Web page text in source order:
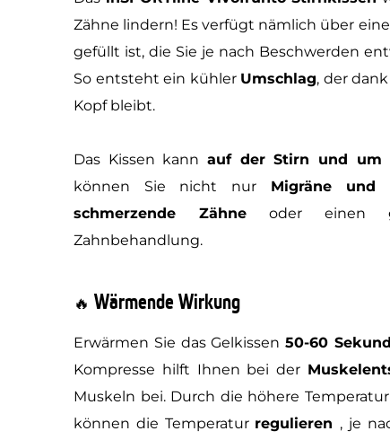
Zähne lindern! Es verfügt nämlich über
gefüllt ist, die Sie je nach Beschwerden
So entsteht ein kühler Umschlag, der
Kopf bleibt.
Das Kissen kannauf der Stirn und um
können Sie nicht nur Migräne und
schmerzende Zähneoder einen
Zahnbehandlung.
🔥 Wärmende Wirkung
Erwärmen Sie das Gelkissen50-60
Kompresse hilft Ihnen bei der
Muskeln bei. Durch die höhere
können die Temperatur regulieren , je